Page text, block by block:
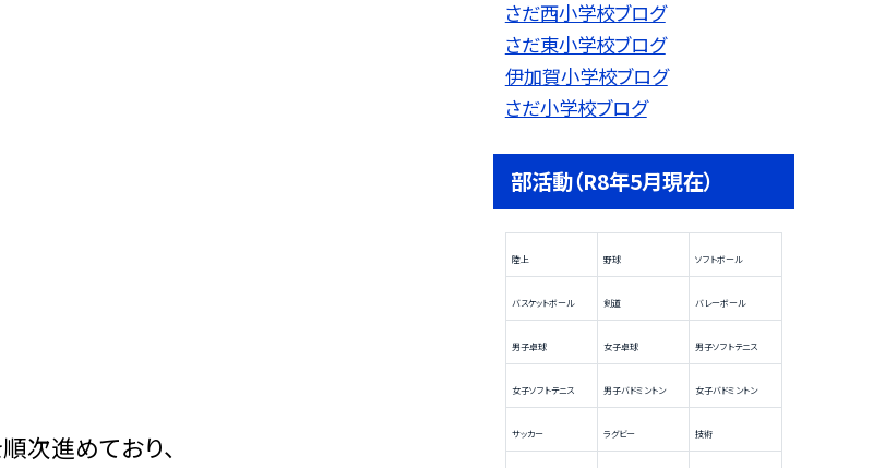
次進めており、
さだ西小学校ブログ
さだ東小学校ブログ
伊加賀小学校ブログ
さだ小学校ブログ
部活動（R8年5月現在）
陸上 野球 ソフトボール
バスケットボール 剣道 バレーボール
男子卓球 女子卓球 男子ソフトテニス
女子ソフトテニス 男子バドミントン 女子バドミントン
サッカー ラグビー 技術